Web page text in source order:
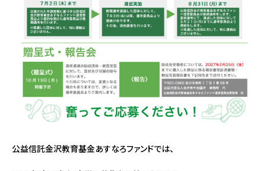
公益信託金沢教育基金あすなろファンドでは、